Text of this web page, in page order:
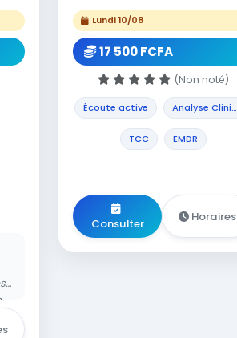
Lundi 10/08
17 500 FCFA
(Non noté)
Écoute active Analyse Cliniqu...
TCC EMDR
Consulter Horaires